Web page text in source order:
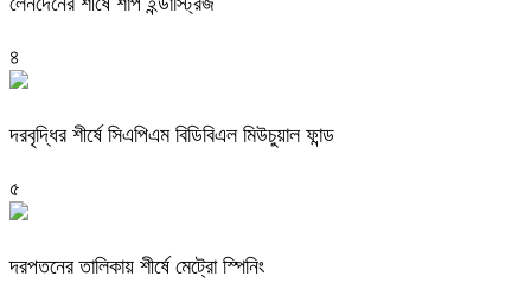
৪
দরবৃদ্ধির শীর্ষে সিএপিএম বিডিবিএল মিউচুয়াল ফান্ড
৫
দরপতনের তালিকায় শীর্ষে মেট্রো স্পিনিং